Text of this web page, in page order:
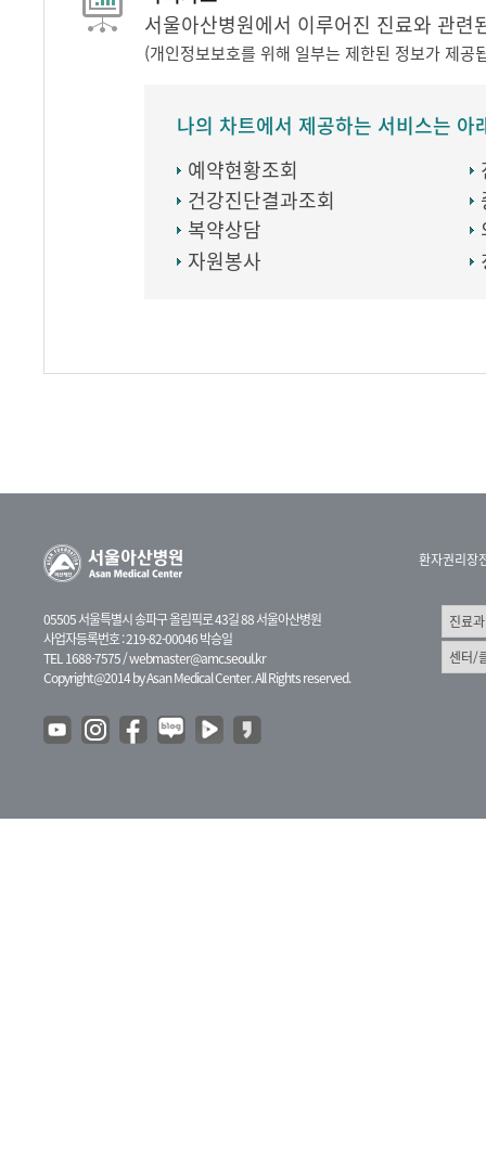
서울아산병원에서 이루어진 진료와 관
(개인정보보호를 위해 일부는 제한된 정보가 제공
나의 차트에서 제공하는 서비스는 아
예약현황조회
건강진단결과조회
복약상담
자원봉사
05505 서울특별시 송파구 올림픽로 43길 88 서울아산병원
사업자등록번호 : 219-82-00046 박승일
TEL 1688-7575 /webmaster@amc.seoul.kr
Copyright@2014 by Asan Medical Center. All Rights reserved.
환자권리장